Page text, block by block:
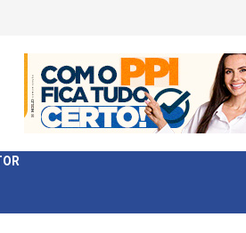
define a 2° fase, times e formato